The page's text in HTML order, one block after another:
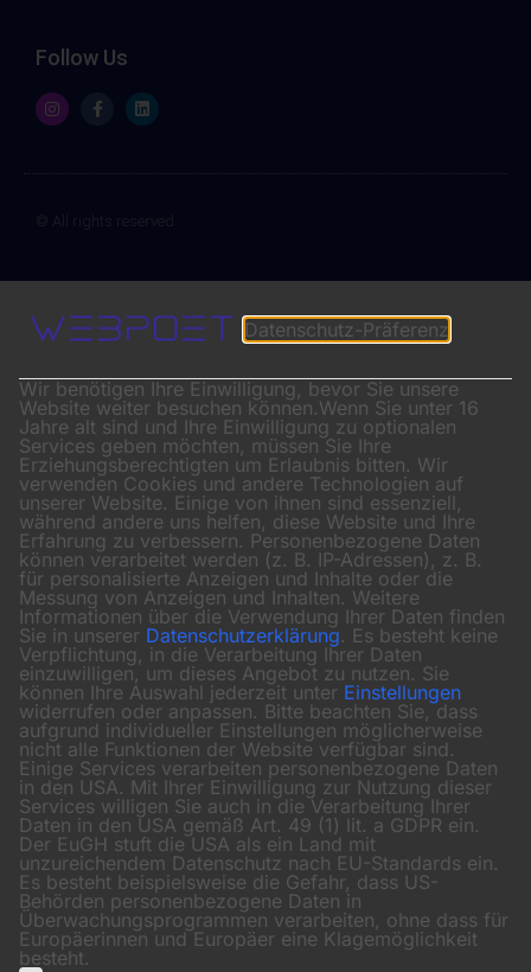
Follow Us
Datenschutz-Präferenz
Wir benötigen Ihre Einwilligung, bevor Sie unsere
Website weiter besuchen können.Wenn Sie unter 16
Jahre alt sind und Ihre Einwilligung zu optionalen
Services geben möchten, müssen Sie Ihre
Erziehungsberechtigten um Erlaubnis bitten. Wir
verwenden Cookies und andere Technologien auf
unserer Website. Einige von ihnen sind essenziell,
während andere uns helfen, diese Website und Ihre
Erfahrung zu verbessern. Personenbezogene Daten
können verarbeitet werden (z. B. IP-Adressen), z. B.
für personalisierte Anzeigen und Inhalte oder die
Messung von Anzeigen und Inhalten. Weitere
Informationen über die Verwendung Ihrer Daten finden
Sie in unserer Datenschutzerklärung. Es besteht keine
Verpflichtung, in die Verarbeitung Ihrer Daten
einzuwilligen, um dieses Angebot zu nutzen. Sie
können Ihre Auswahl jederzeit unter Einstellungen
widerrufen oder anpassen. Bitte beachten Sie, dass
aufgrund individueller Einstellungen möglicherweise
nicht alle Funktionen der Website verfügbar sind.
Einige Services verarbeiten personenbezogene Daten
in den USA. Mit Ihrer Einwilligung zur Nutzung dieser
Services willigen Sie auch in die Verarbeitung Ihrer
Daten in den USA gemäß Art. 49 (1) lit. a GDPR ein.
Der EuGH stuft die USA als ein Land mit
unzureichendem Datenschutz nach EU-Standards ein.
Es besteht beispielsweise die Gefahr, dass US-
Behörden personenbezogene Daten in
Überwachungsprogrammen verarbeiten, ohne dass für
Europäerinnen und Europäer eine Klagemöglichkeit
besteht.